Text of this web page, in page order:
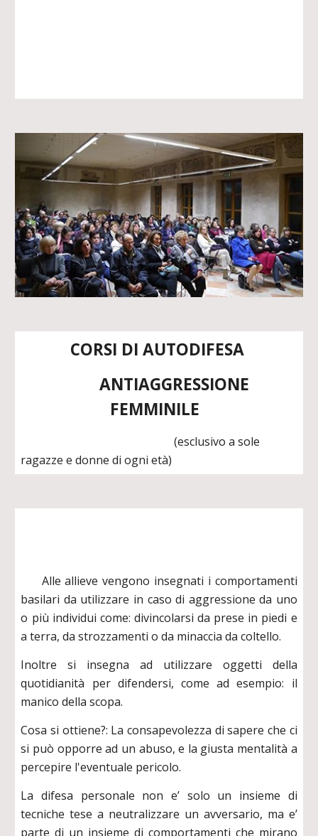
CORSI DI AUTODIFESA
ANTIAGGRESSIONE
FEMMINILE
(esclusivo a sole
ragazze e donne di ogni età)
Alle allieve vengono insegnati i comportamenti
basilari da utilizzare in caso di aggressione da uno
o più individui come: divincolarsi da prese in piedi e
a terra, da strozzamenti o da minaccia da coltello.
Inoltre si insegna ad utilizzare oggetti della
quotidianità per difendersi, come ad esempio: il
manico della scopa.
Cosa si ottiene?: La consapevolezza di sapere che ci
si può opporre ad un abuso, e la giusta mentalità a
percepire l'eventuale pericolo.
La difesa personale non e’ solo un insieme di
tecniche tese a neutralizzare un avversario, ma e’
parte di un insieme di comportamenti che mirano